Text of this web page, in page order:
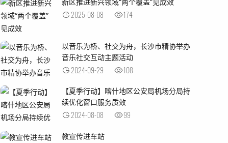
2025-08-08 174
以音乐为桥、社交为舟，长沙市精协举办
音乐社交互动主题活动
2024-09-29 108
【夏季行动】喀什地区公安局机场分局持
续优化窗口服务质效
2024-08-08 99
教宣传进车站